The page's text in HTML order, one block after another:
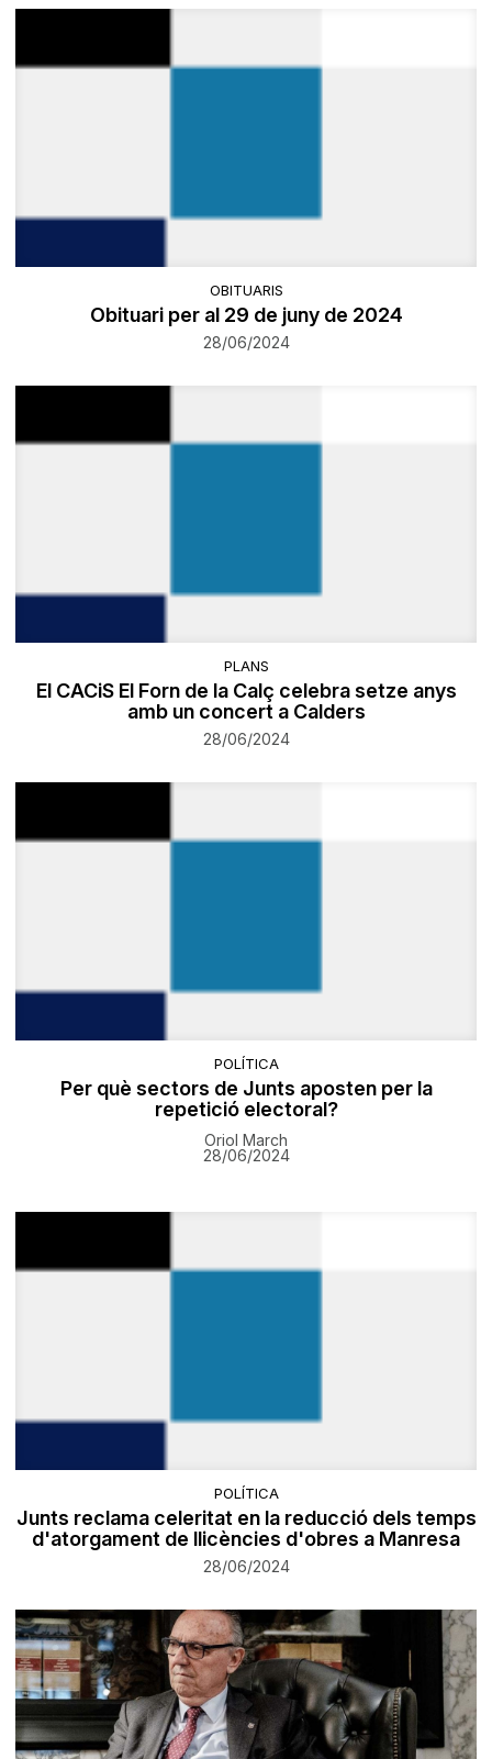
OBITUARIS
Obituari per al 29 de juny de 2024
28/06/2024
PLANS
El CACiS El Forn de la Calç celebra setze anys
amb un concert a Calders
28/06/2024
POLÍTICA
Per què sectors de Junts aposten per la
repetició electoral?
Oriol March
28/06/2024
POLÍTICA
Junts reclama celeritat en la reducció dels temps
d'atorgament de llicències d'obres a Manresa
28/06/2024